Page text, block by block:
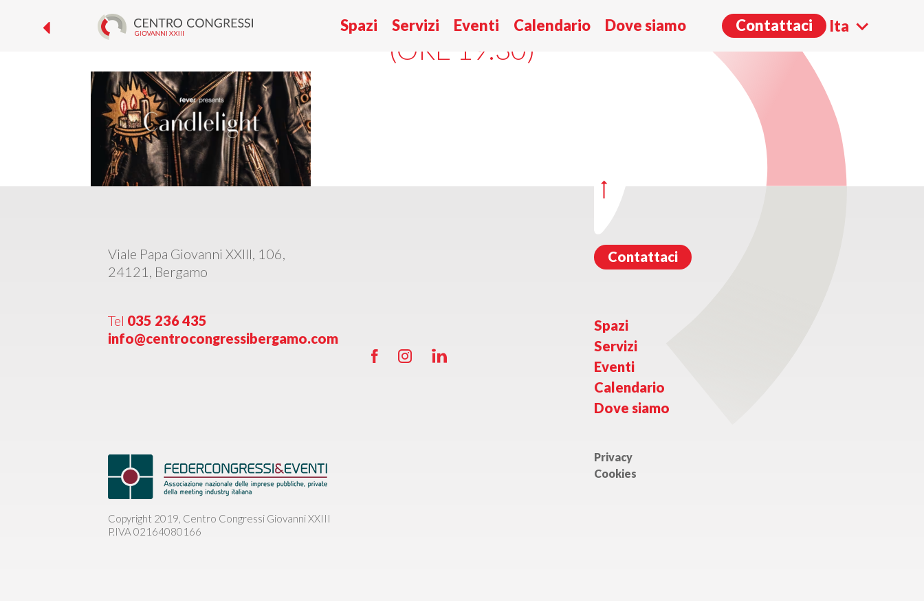
Spazi Servizi Eventi Calendario Dove siamo Contattaci
Ita
CANDLELIGHT – LUNGA VITA ALLE LEGGENDE DEL ROCK
(ORE 19:30)
Viale Papa Giovanni XXIII, 106,
24121, Bergamo
Tel 035 236 435
info@centrocongressibergamo.com
Contattaci
Spazi
Servizi
Eventi
Calendario
Dove siamo
Copyright 2019, Centro Congressi Giovanni XXIII
P.IVA 02164080166
Privacy
Cookies